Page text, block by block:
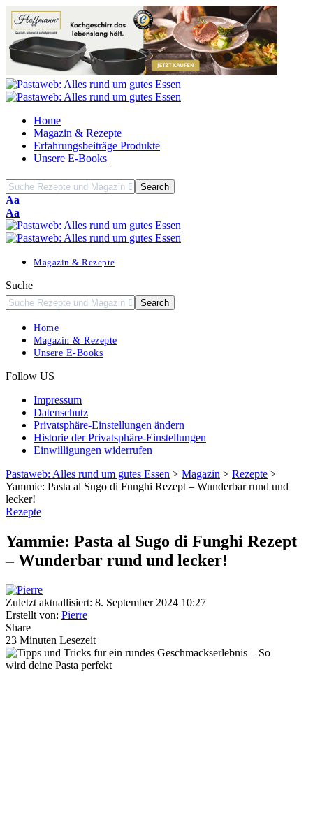
Home
Magazin & Rezepte
Erfahrungsbeiträge Produkte
Unsere E-Books
Font
Resizer
Aa
Font
Resizer
Aa
Magazin & Rezepte
Suche
Home
Magazin & Rezepte
Unsere E-Books
Follow US
Impressum
Datenschutz
Privatsphäre-Einstellungen ändern
Historie der Privatsphäre-Einstellungen
Einwilligungen widerrufen
Pastaweb: Alles rund um gutes Essen > Magazin > Rezepte >
Yammie: Pasta al Sugo di Funghi Rezept – Wunderbar rund und
lecker!
Rezepte
Yammie: Pasta al Sugo di Funghi Rezept
– Wunderbar rund und lecker!
Zuletzt aktuallisiert: 8. September 2024 10:27
Erstellt von: Pierre
Share
23 Minuten Lesezeit